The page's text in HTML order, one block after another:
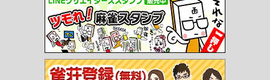
八景島駅 海の公園柴口駅 海の公園南口駅 野島公園駅 石上駅
湘南海岸公園駅 江ノ島駅 湘南江の島駅 腰越駅 鎌倉高校前駅
稲村ヶ崎駅 極楽寺駅 長谷駅 由比ヶ浜駅 和田塚駅 富士見町駅
湘南深沢駅 西鎌倉駅 片瀬山駅 目白山下駅 箱根板橋駅 風祭駅
箱根湯本駅 塔ノ沢駅 大平台駅 宮ノ下駅 小涌谷駅 彫刻の森駅
都筑ふれあいの丘駅 北山田駅 東山田駅 高田駅 日吉本町駅
中強羅駅 上強羅駅 早雲山駅